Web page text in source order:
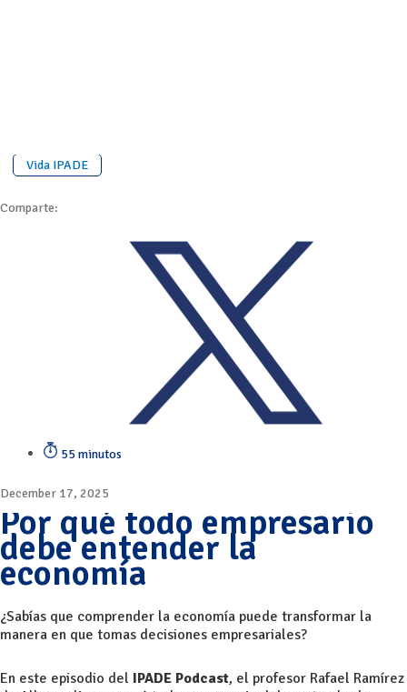
Vida IPADE
Comparte:
55 minutos
December 17, 2025
Por qué todo empresario
debe entender la
economía
¿Sabías que comprender la economía puede transformar la
manera en que tomas decisiones empresariales?
En este episodio del IPADE Podcast, el profesor Rafael Ramírez